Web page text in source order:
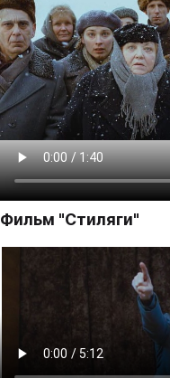
Фильм "Стиляги"